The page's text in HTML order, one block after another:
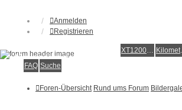
Anmelden
Registrieren
XT1200Z-Wiki
Alles rund um die Yamaha XT1200Z Super
FAQ Suche
Foren-Übersicht Rund ums Forum